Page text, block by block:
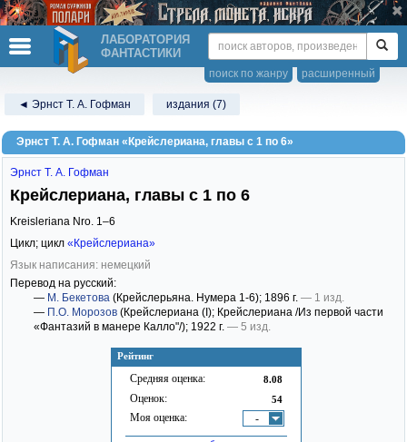
ЛАБОРАТОРИЯ
ФАНТАСТИКИ
расширенный
поиск по жанру
◄ Эрнст Т. А. Гофман издания (7)
Эрнст Т. А. Гофман «Крейслериана, главы с 1 по 6»
Рейтинг
Средняя оценка: 8.08
Оценок: 54
Моя оценка: -
Эрнст Т. А. Гофман
Крейслериана, главы с 1 по 6
Kreisleriana Nro. 1–6
Цикл; цикл «Крейслериана»
Язык написания: немецкий
Перевод на русский:
— М. Бекетова (Крейслерьяна. Нумера 1-6); 1896 г. — 1 изд.
— П.О. Морозов (Крейслериана (I); Крейслериана /Из первой части
«Фантазий в манере Калло"/); 1922 г. — 5 изд.